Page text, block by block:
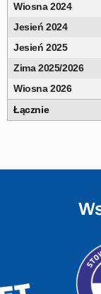
Wiosna 2024
Jesień 2024
Jesień 2025
Zima 2025/2026
Wiosna 2026
Łącznie